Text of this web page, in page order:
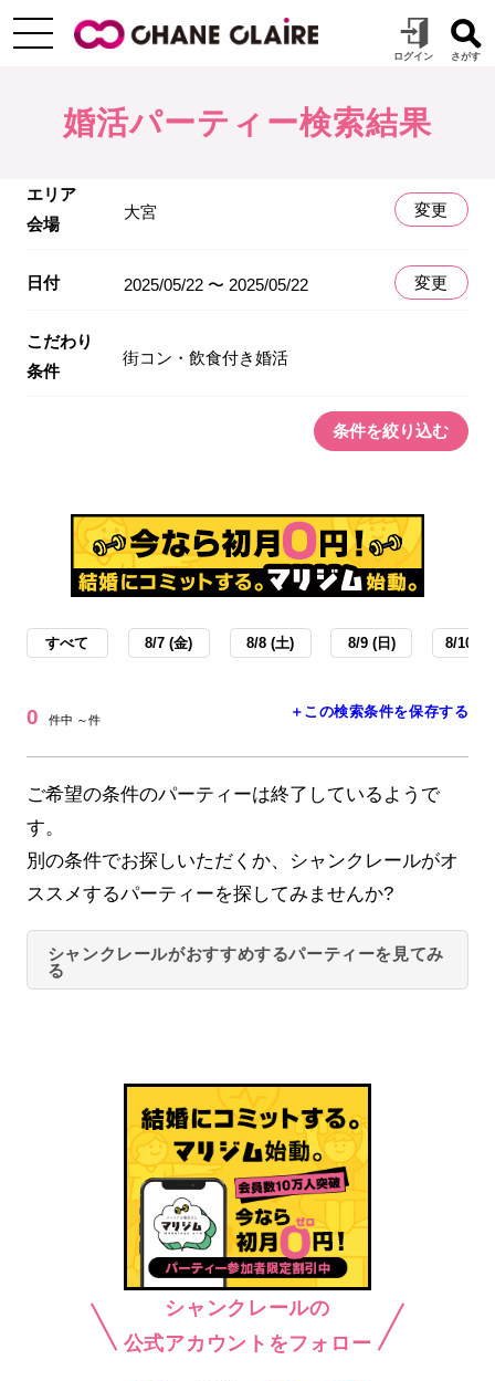
婚活パーティー検索結果
エリア
会場
大宮 変更
日付 2025/05/22 〜 2025/05/22 変更
こだわり
条件
街コン・飲食付き婚活
条件を絞り込む
すべて 8/7 (金) 8/8 (土) 8/9 (日) 8/10 (
0 件中 ～件 ＋この検索条件を保存する
ご希望の条件のパーティーは終了しているようで
す。
別の条件でお探しいただくか、シャンクレールがオ
ススメするパーティーを探してみませんか?
シャンクレールがおすすめするパーティーを見てみ
る
シャンクレールの
公式アカウントをフォロー